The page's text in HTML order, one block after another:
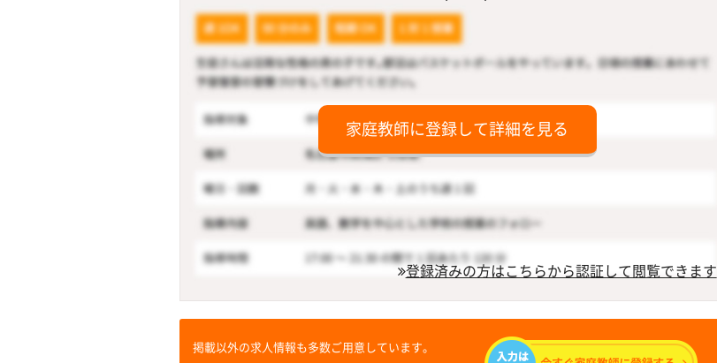
家庭教師に登録して詳細を見る
登録済みの方はこちらから認証して閲覧できます
掲載以外の求人情報も多数ご用意しています。